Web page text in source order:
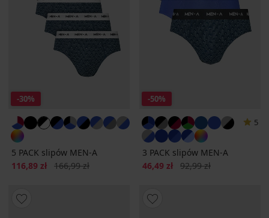
-30%
5 PACK slipów MEN-A
Zniżka
116,89 zł Pierwotna cena
166,99 zł
-50%
5
3 PACK slipów MEN-A
Zniżka
46,49 zł Pierwotna cena
92,99 zł